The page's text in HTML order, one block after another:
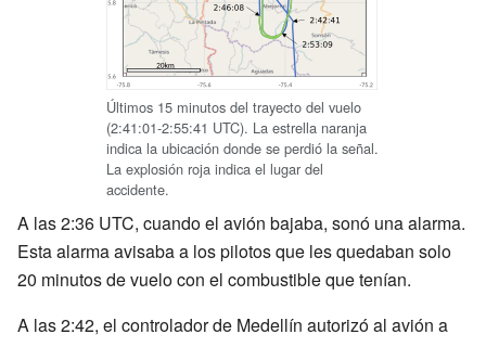
Últimos 15 minutos del trayecto del vuelo
(2:41:01-2:55:41 UTC). La estrella naranja
indica la ubicación donde se perdió la señal.
La explosión roja indica el lugar del
accidente.
A las 2:36 UTC, cuando el avión bajaba, sonó una alarma.
Esta alarma avisaba a los pilotos que les quedaban solo
20 minutos de vuelo con el combustible que tenían.
A las 2:42, el controlador de Medellín autorizó al avión a